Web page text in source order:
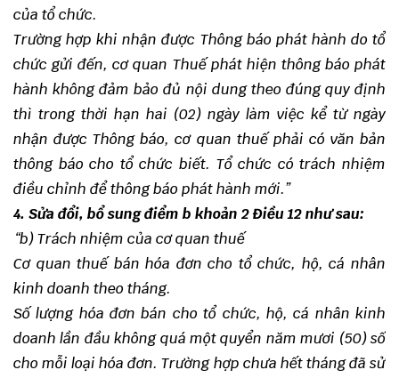
của tổ chức.
Trường hợp khi nhận được Thông báo phát hành do tổ
chức gửi đến, cơ quan Thuế phát hiện thông báo phát
hành không đảm bảo đủ nội dung theo đúng quy định
thì trong thời hạn hai (02) ngày làm việc kể từ ngày
nhận được Thông báo, cơ quan thuế phải có văn bản
thông báo cho tổ chức biết. Tổ chức có trách nhiệm
điều chỉnh để thông báo phát hành mới.”
4. Sửa đổi, bổ sung điểm b khoản 2 Điều 12 như sau:
“b) Trách nhiệm của cơ quan thuế
Cơ quan thuế bán hóa đơn cho tổ chức, hộ, cá nhân
kinh doanh theo tháng.
Số lượng hóa đơn bán cho tổ chức, hộ, cá nhân kinh
doanh lần đầu không quá một quyển năm mươi (50) số
cho mỗi loại hóa đơn. Trường hợp chưa hết tháng đã sử